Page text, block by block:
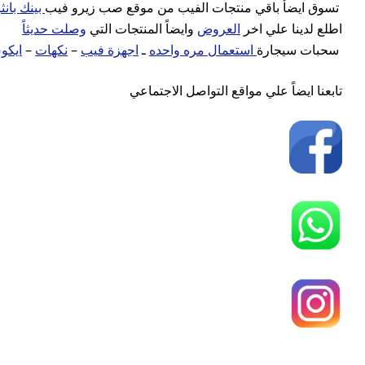
تسوق ايضأ باقي منتجات الفيب من موقع صب زيرو فيب بينك
اطلع لدينا علي اخر العروض وايضاً المنتجات التي وصلت حديثاً
سحبات سيجارة استعمال مره واحده ـاجهزة فيب – نكهات –
تابعنا ايضاً علي مواقع التواصل الاجتماعي